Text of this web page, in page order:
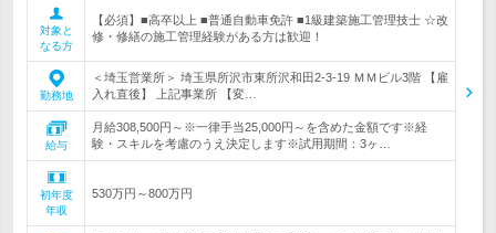
対象と
なる方
【必須】■高卒以上 ■普通自動車免許 ■1級建築施工管理技士 ☆改
修・修繕の施工管理経験がある方は歓迎！
勤務地
＜埼玉営業所＞ 埼玉県所沢市東所沢和田2-3-19 ＭＭビル3階 【雇
入れ直後】 上記事業所 【変…
給与
月給308,500円～※一律手当25,000円～を含めた金額です※経
験・スキルを考慮のうえ決定します※試用期間：3ヶ…
初年度
年収
530万円～800万円